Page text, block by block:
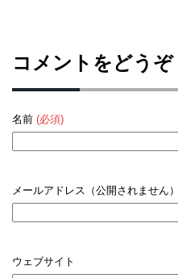
コメントをどうぞ
名前 (必須)
メールアドレス（公開されません）
ウェブサイト